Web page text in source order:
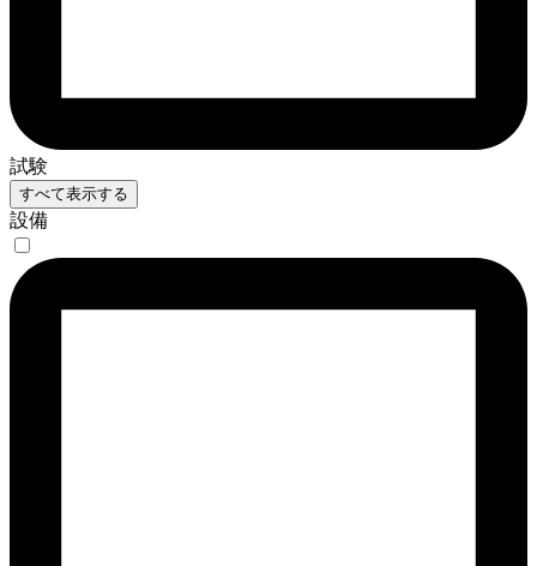
試験
すべて表示する
設備